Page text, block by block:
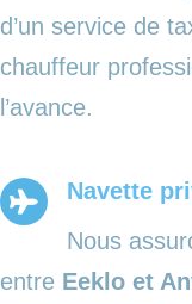
d’un service de
chauffeur
l’avance.
Navette
Nous
entre Eeklo et